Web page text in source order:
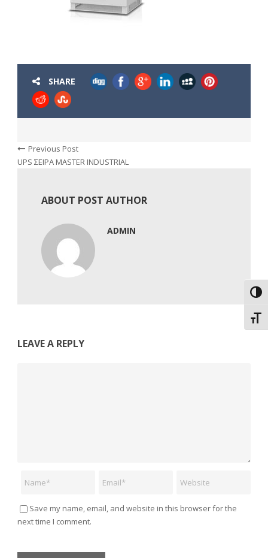
SHARE
Previous Post
UPS ΣΕΙΡΑ MASTER INDUSTRIAL
ABOUT POST AUTHOR
ADMIN
LEAVE A REPLY
Save my name, email, and website in this browser for the
next time I comment.